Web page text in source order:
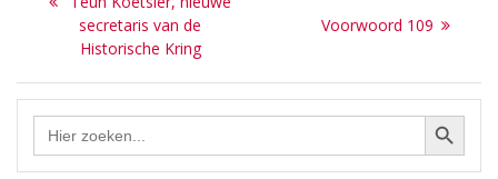
navigatie
post:
secretaris van de
Historische Kring
Next
Voorwoord 109
Zoek Zoekknop